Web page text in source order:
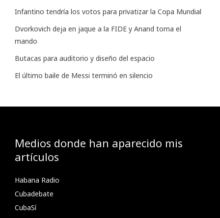
Infantino tendría los votos para privatizar la Copa Mundial
Dvorkovich deja en jaque a la FIDE y Anand toma el
mando
Butacas para auditorio y diseño del espacio
El último baile de Messi terminó en silencio
Medios donde han aparecido mis
artículos
Habana Radio
Cubadebate
CubaSí